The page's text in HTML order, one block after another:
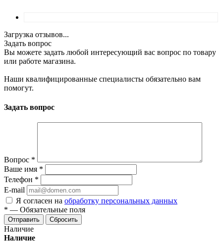
Загрузка отзывов...
Задать вопрос
Вы можете задать любой интересующий вас вопрос по товару
или работе магазина.
Наши квалифицированные специалисты обязательно вам
помогут.
Задать вопрос
Вопрос *
Ваше имя *
Телефон *
E-mail
Я согласен на обработку персональных данных
* — Обязательные поля
Отправить Сбросить
Наличие
Наличие